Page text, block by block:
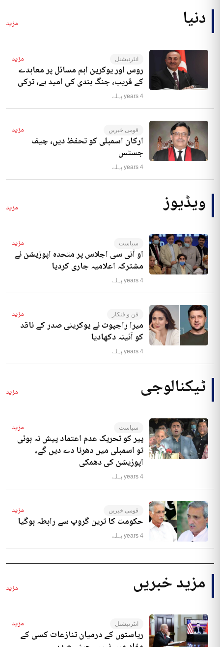
دنیا مزید
انٹرنیشنل مزید
روس اور یوکرین اہم مسائل پر معاہدے
کے قریب، جنگ بندی کی امید ہے، ترکی
4 years پہلے
قومی خبریں مزید
ارکان اسمبلی کو تحفظ دیں، چیف
جسٹس
4 years پہلے
ویڈیوز مزید
سیاست مزید
او آئی سی اجلاس پر متحدہ اپوزیشن نے
مشترکہ اعلامیہ جاری کردیا
4 years پہلے
فن و فنکار مزید
میرا راجپوت نے یوکرینی صدر کے ناقد
کو آئینہ دکھادیا
4 years پہلے
ٹیکنالوجی مزید
سیاست مزید
پیر کو تحریک عدم اعتماد پیش نہ ہوئی
تو اسمبلی میں دھرنا دے دیں گے،
اپوزیشن کی دھمکی
4 years پہلے
قومی خبریں مزید
حکومت کا ترین گروپ سے رابطہ ہوگیا
4 years پہلے
مزید خبریں مزید
انٹرنیشنل مزید
ریاستوں کے درمیان تنازعات کسی کے